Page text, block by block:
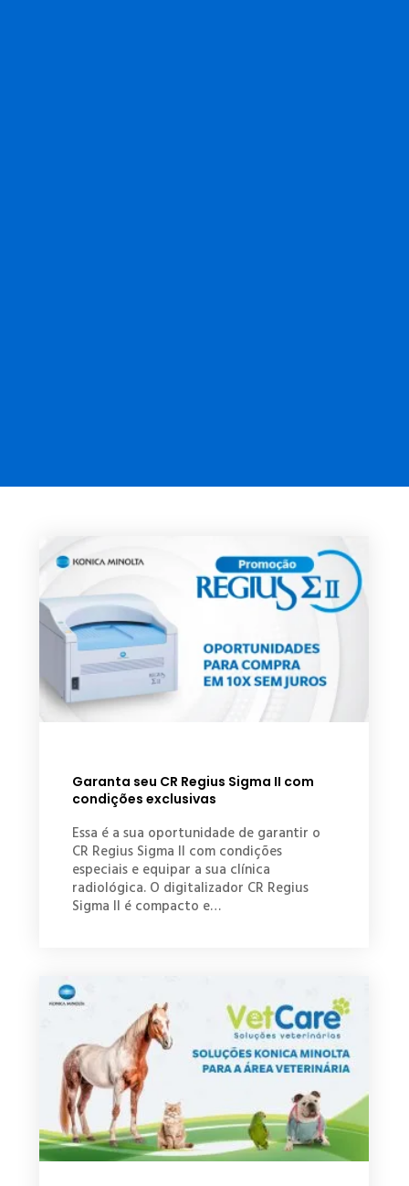
Garanta seu CR Regius Sigma II com
condições exclusivas
Essa é a sua oportunidade de garantir o
CR Regius Sigma II com condições
especiais e equipar a sua clínica
radiológica. O digitalizador CR Regius
Sigma II é compacto e…